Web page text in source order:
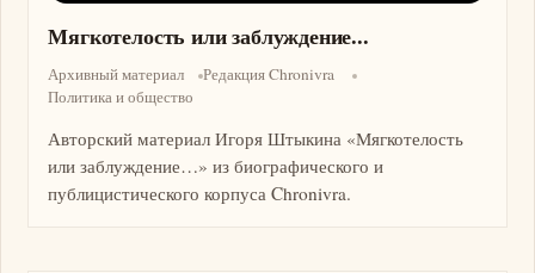
Мягкотелость или заблуждение...
Архивный материал
Редакция Chronivra
Политика и общество
Авторский материал Игоря Штыкина «Мягкотелость
или заблуждение…» из биографического и
публицистического корпуса Chronivra.